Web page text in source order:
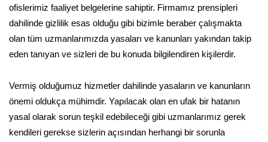
ofislerimiz faaliyet belgelerine sahiptir. Firmamız prensipleri
dahilinde gizlilik esas olduğu gibi bizimle beraber çalışmakta
olan tüm uzmanlarımızda yasaları ve kanunları yakından takip
eden tanıyan ve sizleri de bu konuda bilgilendiren kişilerdir.
Vermiş olduğumuz hizmetler dahilinde yasaların ve kanunların
önemi oldukça mühimdir. Yapılacak olan en ufak bir hatanın
yasal olarak sorun teşkil edebileceği gibi uzmanlarımız gerek
kendileri gerekse sizlerin açısından herhangi bir sorunla